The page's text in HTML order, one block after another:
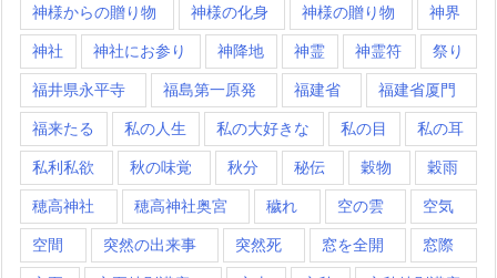
神様からの贈り物 神様の化身 神様の贈り物 神界
神社 神社にお参り 神降地 神霊 神霊符 祭り
福井県永平寺 福島第一原発 福建省 福建省厦門
福来たる 私の人生 私の大好きな 私の目 私の耳
私利私欲 秋の味覚 秋分 秘伝 穀物 穀雨
穂高神社 穂高神社奥宮 穢れ 空の雲 空気
空間 突然の出来事 突然死 窓を全開 窓際